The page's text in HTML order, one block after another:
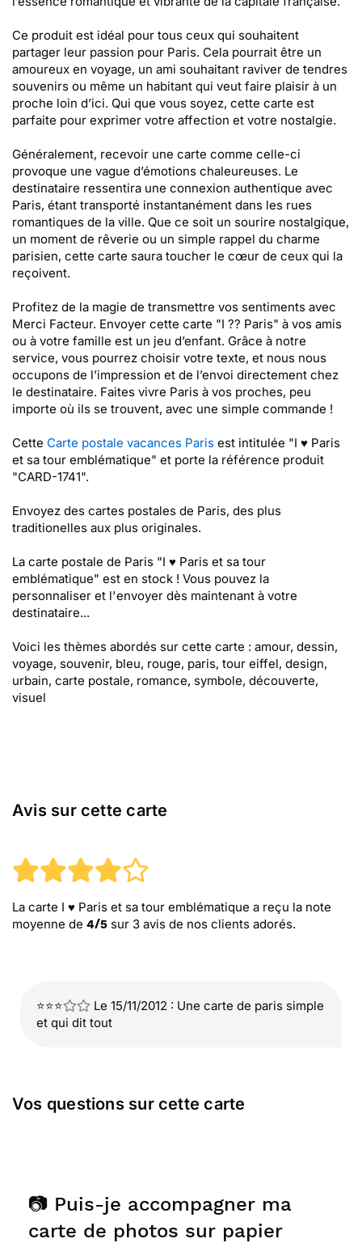
Ce produit est idéal pour tous ceux qui souhaitent
partager leur passion pour Paris. Cela pourrait être un
amoureux en voyage, un ami souhaitant raviver de tendres
souvenirs ou même un habitant qui veut faire plaisir à un
proche loin d’ici. Qui que vous soyez, cette carte est
parfaite pour exprimer votre affection et votre nostalgie.
Généralement, recevoir une carte comme celle-ci
provoque une vague d’émotions chaleureuses. Le
destinataire ressentira une connexion authentique avec
Paris, étant transporté instantanément dans les rues
romantiques de la ville. Que ce soit un sourire nostalgique,
un moment de rêverie ou un simple rappel du charme
parisien, cette carte saura toucher le cœur de ceux qui la
reçoivent.
Profitez de la magie de transmettre vos sentiments avec
Merci Facteur. Envoyer cette carte "I ?? Paris" à vos amis
ou à votre famille est un jeu d’enfant. Grâce à notre
service, vous pourrez choisir votre texte, et nous nous
occupons de l’impression et de l’envoi directement chez
le destinataire. Faites vivre Paris à vos proches, peu
importe où ils se trouvent, avec une simple commande !
Cette Carte postale vacances Paris est intitulée "I ♥ Paris
et sa tour emblématique" et porte la référence produit
"CARD-1741".
Envoyez des cartes postales de Paris, des plus
traditionelles aux plus originales.
La carte postale de Paris "I ♥ Paris et sa tour
emblématique" est en stock ! Vous pouvez la
personnaliser et l'envoyer dès maintenant à votre
destinataire...
Voici les thèmes abordés sur cette carte : amour, dessin,
voyage, souvenir, bleu, rouge, paris, tour eiffel, design,
urbain, carte postale, romance, symbole, découverte,
visuel
Avis sur cette carte
La carte I ♥ Paris et sa tour emblématique a reçu la note
moyenne de 4/5 sur 3 avis de nos clients adorés.
⭐⭐⭐
Le 15/11/2012 : Une carte de paris simple
et qui dit tout
Vos questions sur cette carte
📷 Puis-je accompagner ma
carte de photos sur papier